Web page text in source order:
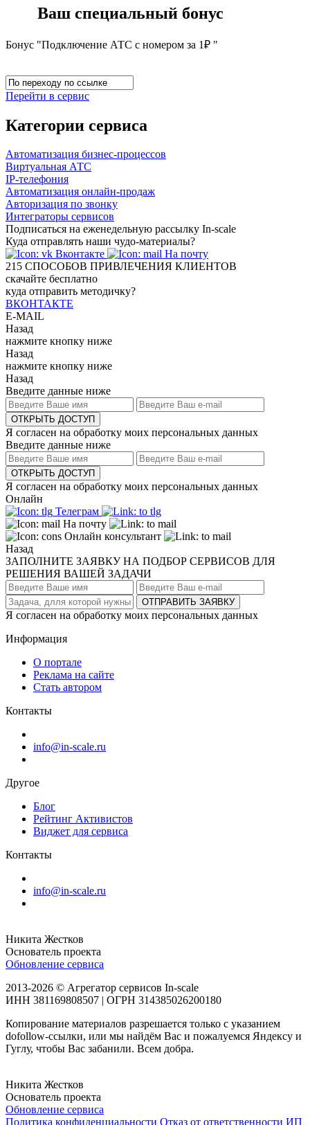
Ваш специальный бонус
Бонус "Подключение АТС с номером за 1₽ "
Перейти в сервис
Категории сервиса
Автоматизация бизнес-процессов
Виртуальная АТС
IP-телефония
Автоматизация онлайн-продаж
Авторизация по звонку
Интеграторы сервисов
Подписаться на еженедельную рассылку In-scale
Куда отправлять наши чудо-материалы?
Вконтакте
На почту
215 СПОСОБОВ ПРИВЛЕЧЕНИЯ КЛИЕНТОВ
скачайте бесплатно
куда отправить методичку?
ВКОНТАКТЕ
E-MAIL
Назад
нажмите кнопку ниже
Назад
нажмите кнопку ниже
Назад
Введите данные ниже
ОТКРЫТЬ ДОСТУП
Я согласен на обработку моих персональных данных
Введите данные ниже
ОТКРЫТЬ ДОСТУП
Я согласен на обработку моих персональных данных
Онлайн
Телеграм
На почту
Онлайн консультант
Назад
ЗАПОЛНИТЕ ЗАЯВКУ НА ПОДБОР СЕРВИСОВ ДЛЯ
РЕШЕНИЯ ВАШЕЙ ЗАДАЧИ
ОТПРАВИТЬ ЗАЯВКУ
Я согласен на обработку моих персональных данных
Информация
О портале
Реклама на сайте
Стать автором
Контакты
info@in-scale.ru
Другое
Блог
Рейтинг Активистов
Виджет для сервиса
Контакты
info@in-scale.ru
Никита Жестков
Основатель проекта
Обновление сервиса
2013-2026 © Агрегатор сервисов In-scale
ИНН 381169808507 | ОГРН 314385026200180
Копирование материалов разрешается только с указанием
dofollow-ссылки, или мы найдём Вас и пожалуемся Яндексу и
Гуглу, чтобы Вас забанили. Всем добра.
Никита Жестков
Основатель проекта
Обновление сервиса
Политика конфиденциальности Отказ от ответственности ИП